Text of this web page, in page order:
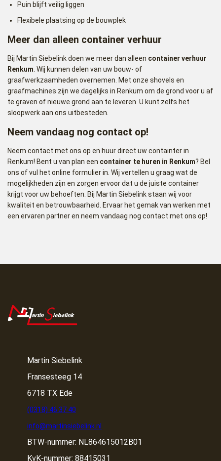
Puin blijft veilig liggen
Flexibele plaatsing op de bouwplek
Meer dan alleen container verhuur
Bij Martin Siebelink doen we meer dan alleen container verhuur
Renkum . Wij kunnen delen van uw bouw- of
graafwerkzaamheden overnemen. Met onze shovels en
graafmachines zijn we dagelijks in Renkum om de grond voor u af
te graven of nieuwe grond aan te leveren. U kunt zelfs het
sloopwerk aan ons uitbesteden.
Neem vandaag nog contact op!
Neem contact met ons op en huur direct uw containter in
Renkum! Bent u van plan een container te huren in Renkum? Bel
ons of vul het online formulier in. Wij vertellen u graag wat de
mogelijkheden zijn en zorgen ervoor dat u de juiste container
krijgt voor uw behoeften. Bij Martin Siebelink staan wij voor
kwaliteit en betrouwbaarheid. Ervaar het gemak van werken met
een ervaren partner en neem vandaag nog contact met ons op!
Martin Siebelink
Fransesteeg 14
6718 TX Ede
(0318) 46 37 40
info@martinsiebelink.nl
BTW-nummer: NL864615012B01
KvK-nummer: 88415031